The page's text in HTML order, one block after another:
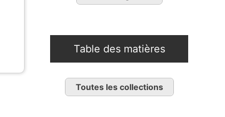
Table des matières
Toutes les collections